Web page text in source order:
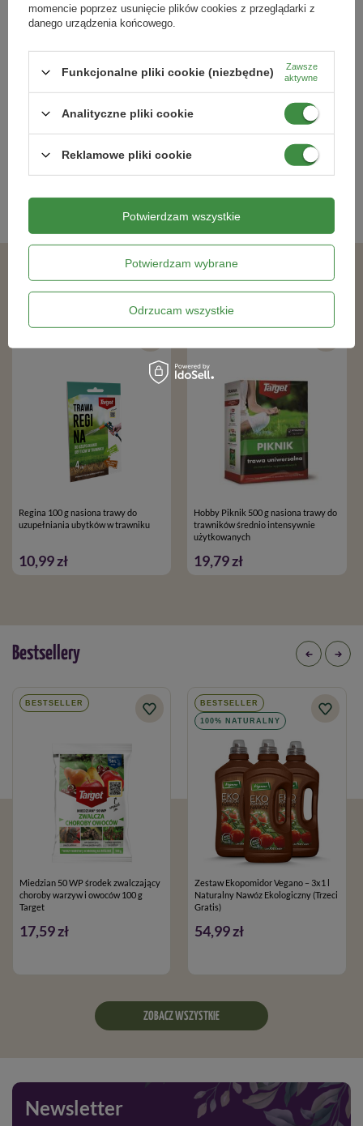
do trawników intensywnie
24,19 zł
Trawa Popularna 900 g
Kategorie powiązane
Podobne produkty
Regina 100 g nasiona trawy do
uzupełniania ubytków w trawniku
10,99 zł
Hobby Piknik 500 g nasiona trawy do
trawników średnio intensywnie
użytkowanych
19,79 zł
Bestsellery
BESTSELLER
Miedzian 50 WP środek zwalczający
choroby warzyw i owoców 100 g
Target
17,59 zł
BESTSELLER
100% NATURALNY
Zestaw Ekopomidor Vegano – 3x1 l
Naturalny Nawóz Ekologiczny (Trzeci
Gratis)
54,99 zł
ZOBACZ WSZYSTKIE
Newsletter
momencie poprzez usunięcie plików cookies z przeglądarki z
danego urządzenia końcowego.
Funkcjonalne pliki cookie (niezbędne)
Zawsze
aktywne
Analityczne pliki cookie
Reklamowe pliki cookie
Potwierdzam wybrane
Odrzucam wszystkie
Potwierdzam wszystkie